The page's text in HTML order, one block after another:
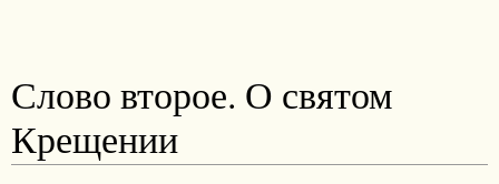
Слово второе. О святом
Крещении